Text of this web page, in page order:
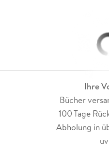
Ihre
Bücher
100 Tage
Abholung in